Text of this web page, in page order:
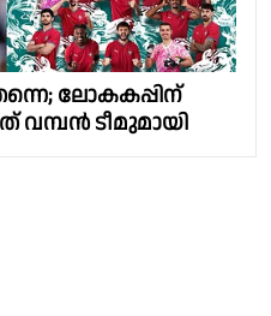
ലോകകപ്പിന്
ടീമുമായി